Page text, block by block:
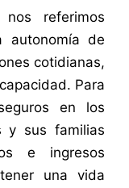
referimos
autonomía de
cotidianas,
Para
en los
y sus familias
e ingresos
una vida